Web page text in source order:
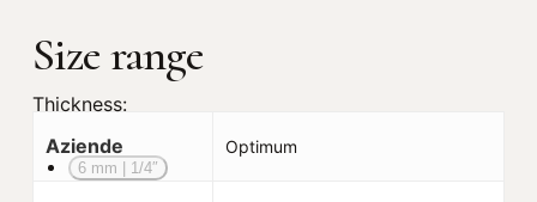
Size range
Thickness:
6 mm | 1/4″
Aziende Optimum